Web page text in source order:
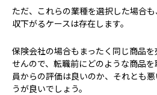
ただ、これらの業種を選択した場合
収下がるケースは存在します。
保険会社の場合もまったく同じ商品
せんので、転職前にどのような商品
員からの評価は良いのか、それとも
うが良いでしょう。